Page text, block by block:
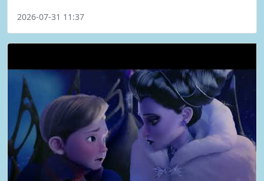
2026-07-31 11:37